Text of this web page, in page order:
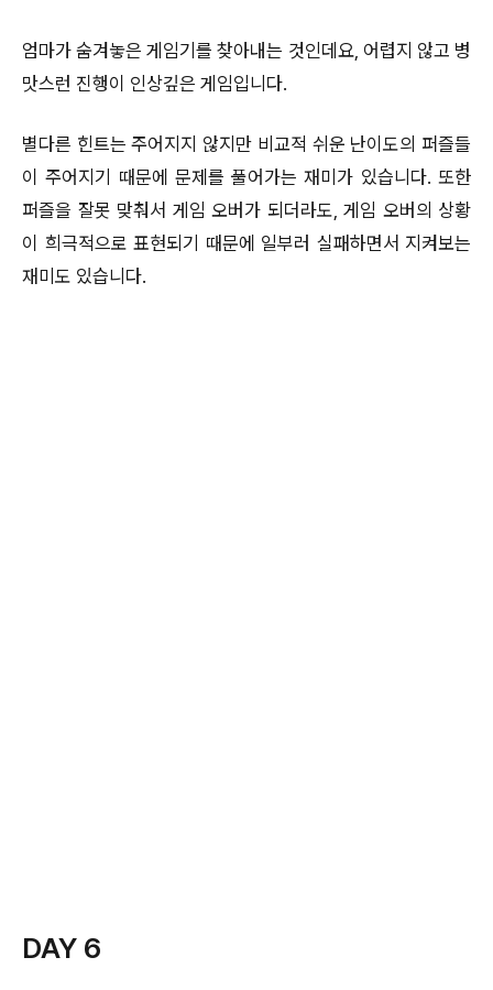
엄마가 숨겨놓은 게임기를 찾아내는 것인데요, 어렵지 않고 병
맛스런 진행이 인상깊은 게임입니다.
별다른 힌트는 주어지지 않지만 비교적 쉬운 난이도의 퍼즐들
이 주어지기 때문에 문제를 풀어가는 재미가 있습니다. 또한
퍼즐을 잘못 맞춰서 게임 오버가 되더라도, 게임 오버의 상황
이 희극적으로 표현되기 때문에 일부러 실패하면서 지켜보는
재미도 있습니다.
DAY 6